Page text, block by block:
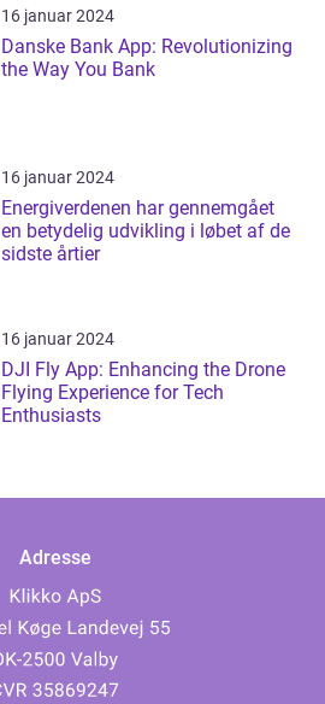
16 januar 2024
Danske Bank App: Revolutionizing
the Way You Bank
16 januar 2024
Energiverdenen har gennemgået
en betydelig udvikling i løbet af de
sidste årtier
16 januar 2024
DJI Fly App: Enhancing the Drone
Flying Experience for Tech
Enthusiasts
Adresse